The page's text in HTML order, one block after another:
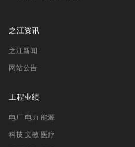
之江资讯
之江新闻
网站公告
工程业绩
电厂 电力 能源
科技 文教 医疗